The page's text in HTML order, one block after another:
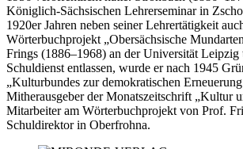
Königlich-Sächsischen Lehrerseminar in
1920er Jahren neben seiner Lehrertätigkeit
Wörterbuchprojekt „Obersächsische
Frings (1886–1968) an der Universität Leipzig
Schuldienst entlassen, wurde er nach 1945
„Kulturbundes zur demokratischen
Mitherausgeber der Monatszeitschrift „Kultur
Mitarbeiter am Wörterbuchprojekt von Prof.
Schuldirektor in Oberfrohna.